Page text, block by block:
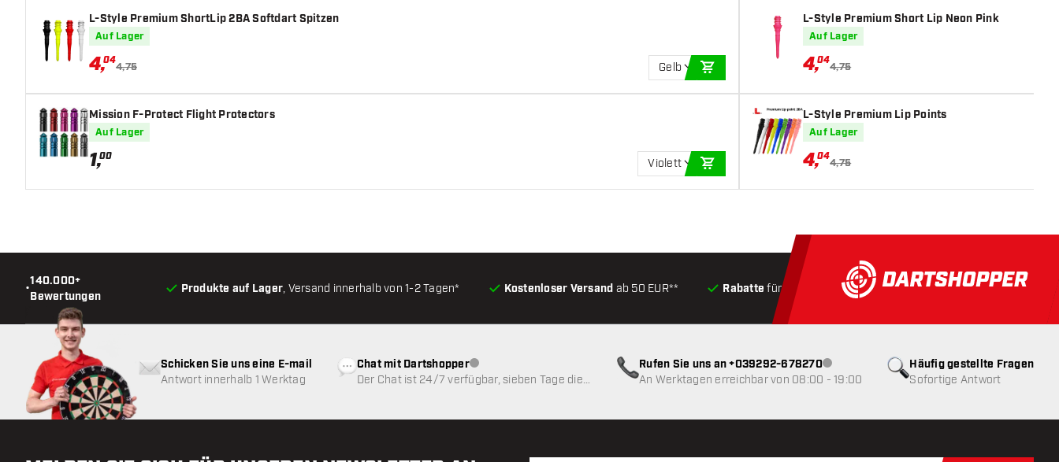
L-Style Premium ShortLip 2BA Softdart Spitzen
Auf Lager
4,04
4,75 Gelb
IN DEN WARENKORB
Mission F-Protect Flight Protectors
Auf Lager
1,00
Violett
IN DEN WARENKORB
L-Style Premium Short Lip Neon Pink
Auf Lager
4,04
4,75
L-Style Premium Lip Points
Auf Lager
4,04
4,75
•
140.000+
Bewertungen
Produkte auf Lager, Versand innerhalb von 1-2 Tagen* Kostenloser Versand ab 50 EUR** Rabatte für Kunden Produkte auf Lager, Versand
Häufig gestellte Fragen
Sofortige Antwort
Schicken Sie uns eine E-mail
Antwort innerhalb 1 Werktag
Chat mit DartshopperKundenservice nicht verfügbar
Der Chat ist 24/7 verfügbar, sieben Tage die
Rufen Sie uns an +039292-678270Kundenservice nicht verfügbar
An Werktagen erreichbar von 08:00 - 19:00